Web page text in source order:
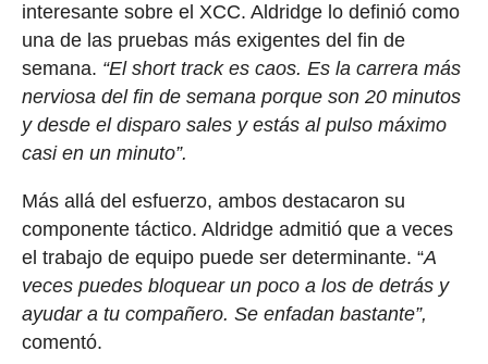
interesante sobre el XCC. Aldridge lo definió como
una de las pruebas más exigentes del fin de
semana. “El short track es caos. Es la carrera más
nerviosa del fin de semana porque son 20 minutos
y desde el disparo sales y estás al pulso máximo
casi en un minuto”.
Más allá del esfuerzo, ambos destacaron su
componente táctico. Aldridge admitió que a veces
el trabajo de equipo puede ser determinante. “A
veces puedes bloquear un poco a los de detrás y
ayudar a tu compañero. Se enfadan bastante”,
comentó.